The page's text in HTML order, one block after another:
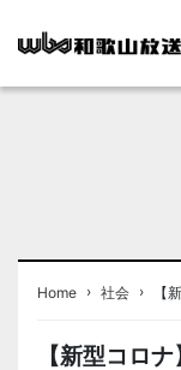
Home › 社会 › 【
【新型コロ